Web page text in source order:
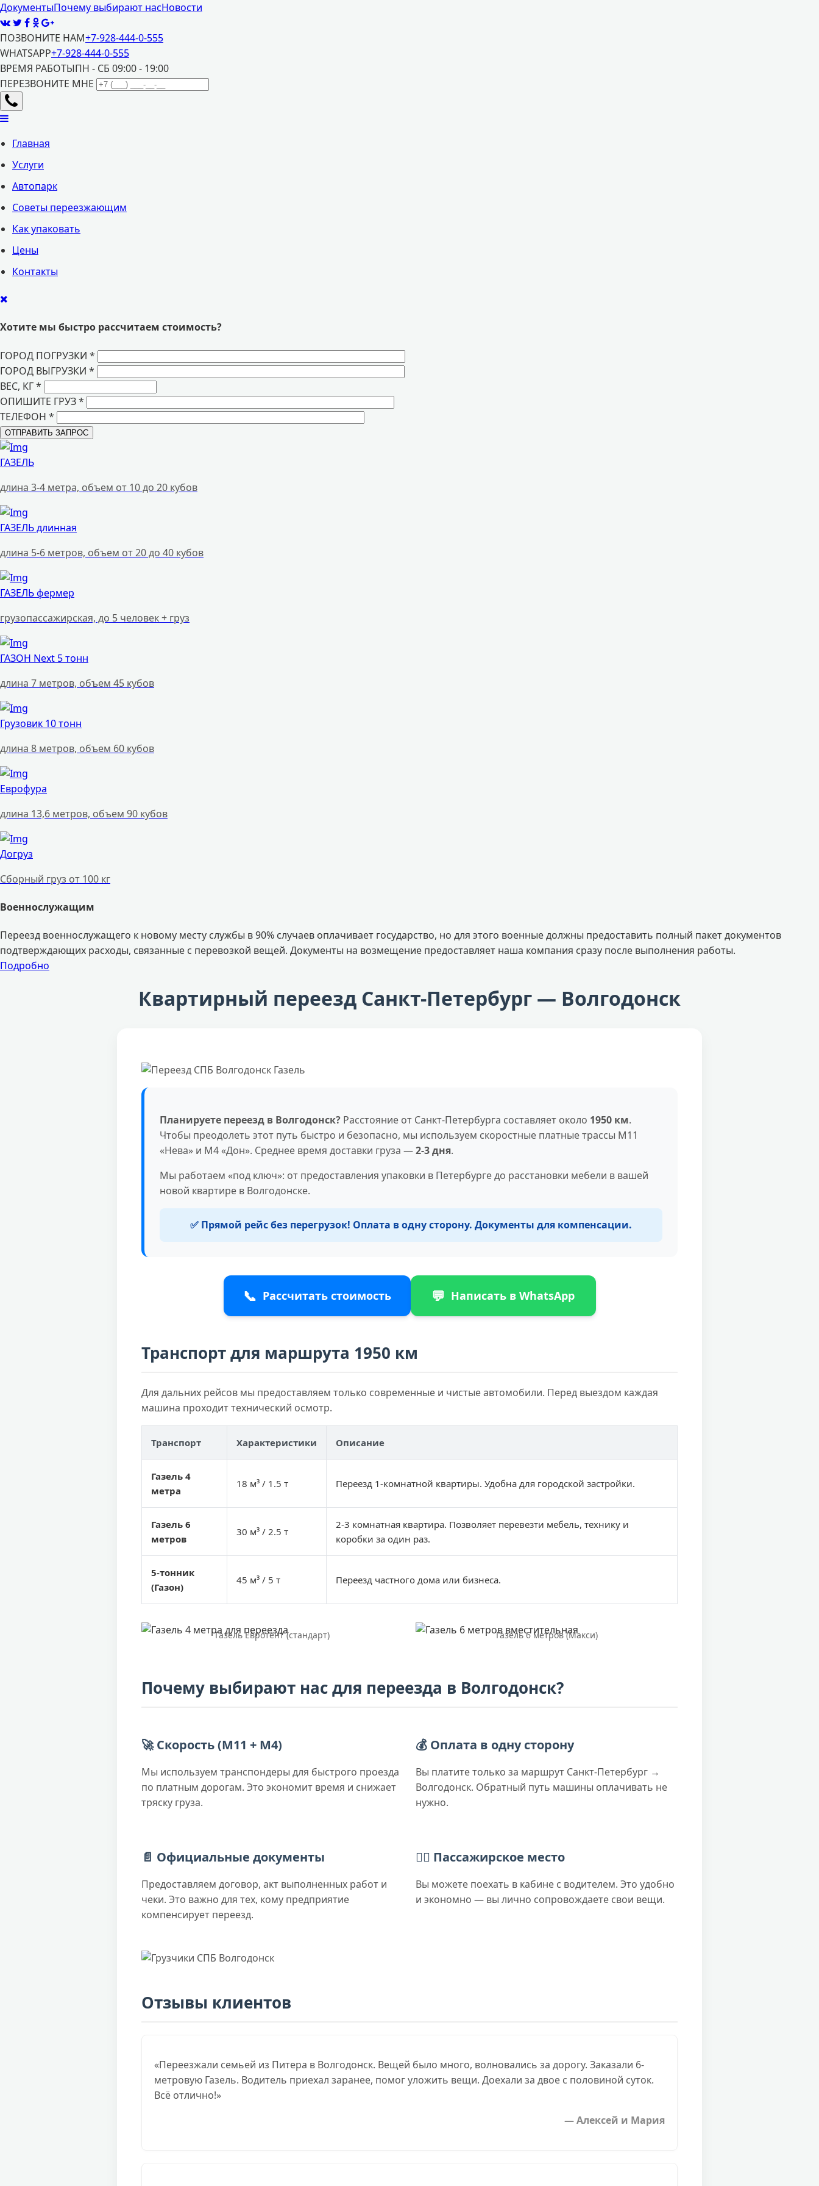
ДокументыПочему выбирают насНовости
ПОЗВОНИТЕ НАМ+7-928-444-0-555
WHATSAPP+7-928-444-0-555
ВРЕМЯ РАБОТЫПН - СБ 09:00 - 19:00
ПЕРЕЗВОНИТЕ МНЕ
Главная
Услуги
Автопарк
Советы переезжающим
Как упаковать
Цены
Контакты
Хотите мы быстро рассчитаем стоимость?
ГОРОД ПОГРУЗКИ *
ГОРОД ВЫГРУЗКИ *
ВЕС, КГ*
ОПИШИТЕ ГРУЗ*
ТЕЛЕФОН *
ГАЗЕЛЬ
длина 3-4 метра, объем от 10 до 20 кубов
ГАЗЕЛЬ длинная
длина 5-6 метров, объем от 20 до 40 кубов
ГАЗЕЛЬ фермер
грузопассажирская, до 5 человек + груз
ГАЗОН Next 5 тонн
длина 7 метров, объем 45 кубов
Грузовик 10 тонн
длина 8 метров, объем 60 кубов
Еврофура
длина 13,6 метров, объем 90 кубов
Догруз
Сборный груз от 100 кг
Военнослужащим
Переезд военнослужащего к новому месту службы в 90% случаев оплачивает государство, но для этого военные должны предоставить полный пакет документов
подтверждающих расходы, связанные с перевозкой вещей. Документы на возмещение предоставляет наша компания сразу после выполнения работы.
Подробно
Квартирный переезд Санкт-Петербург — Волгодонск
Планируете переезд в Волгодонск? Расстояние от Санкт-Петербурга составляет около 1950 км.
Чтобы преодолеть этот путь быстро и безопасно, мы используем скоростные платные трассы М11
«Нева» и М4 «Дон». Среднее время доставки груза —2-3 дня.
Мы работаем «под ключ»: от предоставления упаковки в Петербурге до расстановки мебели в вашей
новой квартире в Волгодонске.
✅ Прямой рейс без перегрузок! Оплата в одну сторону. Документы для компенсации.
📞 Рассчитать стоимость 💬 Написать в WhatsApp
Транспорт для маршрута 1950 км
Для дальних рейсов мы предоставляем только современные и чистые автомобили. Перед выездом каждая
машина проходит технический осмотр.
Транспорт Характеристики Описание
Газель 4
метра
18 м³ / 1.5 т Переезд 1-комнатной квартиры. Удобна для городской застройки.
Газель 6
метров
30 м³ / 2.5 т
2-3 комнатная квартира. Позволяет перевезти мебель, технику и
коробки за один раз.
5-тонник
(Газон)
45 м³ / 5 т Переезд частного дома или бизнеса.
Газель Евротент (стандарт) Газель 6 метров (Макси)
Почему выбирают нас для переезда в Волгодонск?
🚀 Скорость (М11 + М4)
Мы используем транспондеры для быстрого проезда
по платным дорогам. Это экономит время и снижает
тряску груза.
💰 Оплата в одну сторону
Вы платите только за маршрут Санкт-Петербург →
Волгодонск. Обратный путь машины оплачивать не
нужно.
📄 Официальные документы
Предоставляем договор, акт выполненных работ и
чеки. Это важно для тех, кому предприятие
компенсирует переезд.
🙋‍♂️ Пассажирское место
Вы можете поехать в кабине с водителем. Это удобно
и экономно — вы лично сопровождаете свои вещи.
Отзывы клиентов
«Переезжали семьей из Питера в Волгодонск. Вещей было много, волновались за дорогу. Заказали 6-
метровую Газель. Водитель приехал заранее, помог уложить вещи. Доехали за двое с половиной суток.
Всё отлично!»
— Алексей и Мария